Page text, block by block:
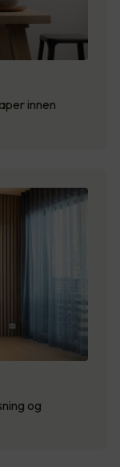
innen
og